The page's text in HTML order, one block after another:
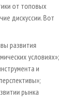
от топовых
дискуссии. Вот
развития
условиях»;
и
рынка